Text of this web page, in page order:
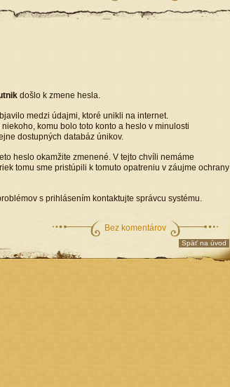
došlo k zmene hesla.
medzi údajmi, ktoré unikli na internet.
komu bolo toto konto a heslo v minulosti
dostupných databáz únikov.
heslo okamžite zmenené. V tejto chvíli nemáme
tomu sme pristúpili k tomuto opatreniu v záujme ochrany
s prihlásením kontaktujte správcu systému.
Bez komentárov
Späť na úvod